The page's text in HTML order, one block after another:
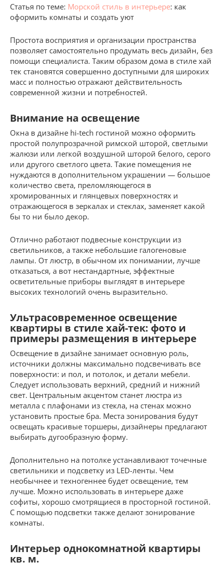
Статья по теме: Морской стиль в интерьере: как
оформить комнаты и создать уют
Простота восприятия и организации пространства
позволяет самостоятельно продумать весь дизайн, без
помощи специалиста. Таким образом дома в стиле хай
тек становятся совершенно доступными для широких
масс и полностью отражают действительность
современной жизни и потребностей.
Внимание на освещение
Окна в дизайне hi-tech гостиной можно оформить
простой полупрозрачной римской шторой, светлыми
жалюзи или легкой воздушной шторой белого, серого
или другого светлого цвета. Такие помещения не
нуждаются в дополнительном украшении — большое
количество света, преломляющегося в
хромированных и глянцевых поверхностях и
отражающегося в зеркалах и стеклах, заменяет какой
бы то ни было декор.
Отлично работают подвесные конструкции из
светильников, а также небольшие галогеновые
лампы. От люстр, в обычном их понимании, лучше
отказаться, а вот нестандартные, эффектные
осветительные приборы выглядят в интерьере
высоких технологий очень выразительно.
Ультрасовременное освещение
квартиры в стиле хай-тек: фото и
примеры размещения в интерьере
Освещение в дизайне занимает основную роль,
источники должны максимально подсвечивать все
поверхности: и пол, и потолок, и детали мебели.
Следует использовать верхний, средний и нижний
свет. Центральным акцентом станет люстра из
металла с плафонами из стекла, на стенах можно
установить простые бра. Места зонирования будут
освещать красивые торшеры, дизайнеры предлагают
выбирать дугообразную форму.
Дополнительно на потолке устанавливают точечные
светильники и подсветку из LED-ленты. Чем
необычнее и техногеннее будет освещение, тем
лучше. Можно использовать в интерьере даже
софиты, хорошо смотрящиеся в просторной гостиной.
С помощью подсветки также делают зонирование
комнаты.
Интерьер однокомнатной квартиры
кв. м.